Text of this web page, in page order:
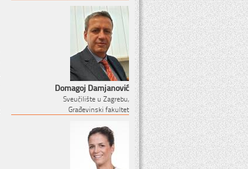
Domagoj Damjanović
Sveučilište u Zagrebu,
Građevinski fakultet